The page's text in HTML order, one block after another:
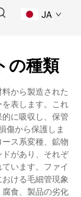
JA
の種類
から製造された
表します。これ
に吸収し、保管
傷から保護しま
ス系変種、鉱物
があり、それぞ
います。ファイ
ける毛細管現象
食、製品の劣化